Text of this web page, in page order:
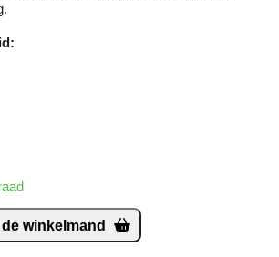
de winkelmand